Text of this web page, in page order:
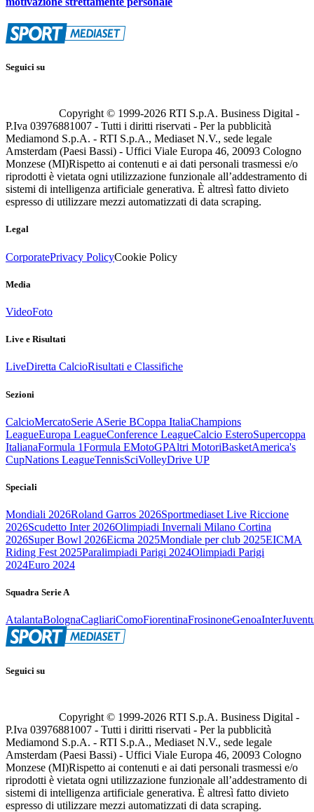
Seguici su
Copyright © 1999-2026 RTI S.p.A. Business Digital -
P.Iva 03976881007 - Tutti i diritti riservati - Per la pubblicità
Mediamond S.p.A. - RTI S.p.A., Mediaset N.V., sede legale
Amsterdam (Paesi Bassi) - Uffici Viale Europa 46, 20093 Cologno
Monzese (MI)Rispetto ai contenuti e ai dati personali trasmessi e/o
riprodotti è vietata ogni utilizzazione funzionale all’addestramento di
sistemi di intelligenza artificiale generativa. È altresì fatto divieto
espresso di utilizzare mezzi automatizzati di data scraping.
Legal
CorporatePrivacy PolicyCookie Policy
Media
VideoFoto
Live e Risultati
LiveDiretta CalcioRisultati e Classifiche
Sezioni
CalcioMercatoSerie ASerie BCoppa ItaliaChampions
LeagueEuropa LeagueConference LeagueCalcio EsteroSupercoppa
ItalianaFormula 1Formula EMotoGPAltri MotoriBasketAmerica's
CupNations LeagueTennisSciVolleyDrive UP
Speciali
Mondiali 2026Roland Garros 2026Sportmediaset Live Riccione
2026Scudetto Inter 2026Olimpiadi Invernali Milano Cortina
2026Super Bowl 2026Eicma 2025Mondiale per club 2025EICMA
Riding Fest 2025Paralimpiadi Parigi 2024Olimpiadi Parigi
2024Euro 2024
Squadra Serie A
AtalantaBolognaCagliariComoFiorentinaFrosinoneGenoaInter
Seguici su
Copyright © 1999-2026 RTI S.p.A. Business Digital -
P.Iva 03976881007 - Tutti i diritti riservati - Per la pubblicità
Mediamond S.p.A. - RTI S.p.A., Mediaset N.V., sede legale
Amsterdam (Paesi Bassi) - Uffici Viale Europa 46, 20093 Cologno
Monzese (MI)Rispetto ai contenuti e ai dati personali trasmessi e/o
riprodotti è vietata ogni utilizzazione funzionale all’addestramento di
sistemi di intelligenza artificiale generativa. È altresì fatto divieto
espresso di utilizzare mezzi automatizzati di data scraping.